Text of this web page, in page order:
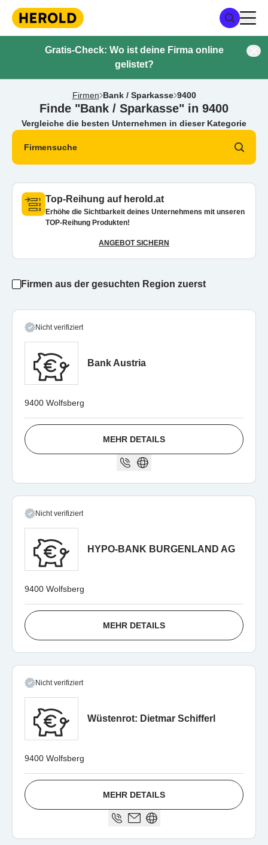
Gratis-Check: Wo ist deine Firma online
gelistet?
Firmen Bank / Sparkasse 9400
Finde "Bank / Sparkasse" in 9400
Vergleiche die besten Unternehmen in dieser Kategorie
Firmensuche
Top-Reihung auf herold.at
Erhöhe die Sichtbarkeit deines Unternehmens mit unseren
TOP-Reihung Produkten!
ANGEBOT SICHERN
Firmen aus der gesuchten Region zuerst
Nicht verifiziert
Bank Austria
9400 Wolfsberg
MEHR DETAILS
Nicht verifiziert
HYPO-BANK BURGENLAND AG
9400 Wolfsberg
MEHR DETAILS
Nicht verifiziert
Wüstenrot: Dietmar Schifferl
9400 Wolfsberg
MEHR DETAILS